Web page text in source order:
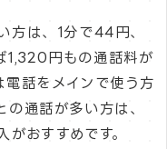
方は、1分で44円、
円もの通話料が
電話をメインで使う方
通話が多い方は、
がおすすめです。